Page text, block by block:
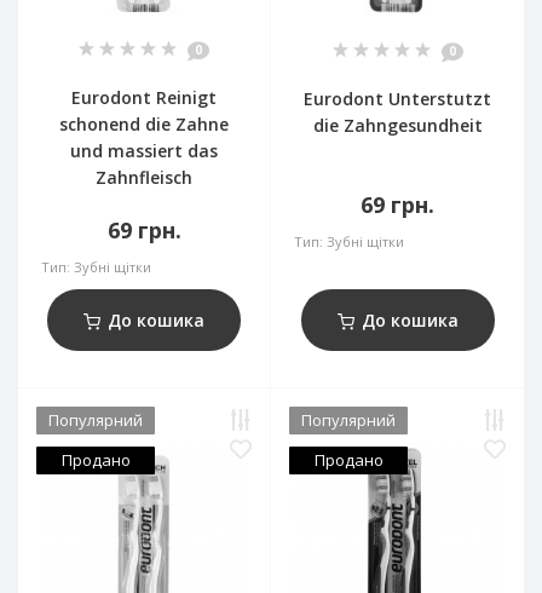
0
Eurodont Reinigt
schonend die Zahne
und massiert das
Zahnfleisch
69 грн.
Тип: Зубні щітки
До кошика
0
Eurodont Unterstutzt
die Zahngesundheit
69 грн.
Тип: Зубні щітки
До кошика
Популярний
Продано
Популярний
Продано